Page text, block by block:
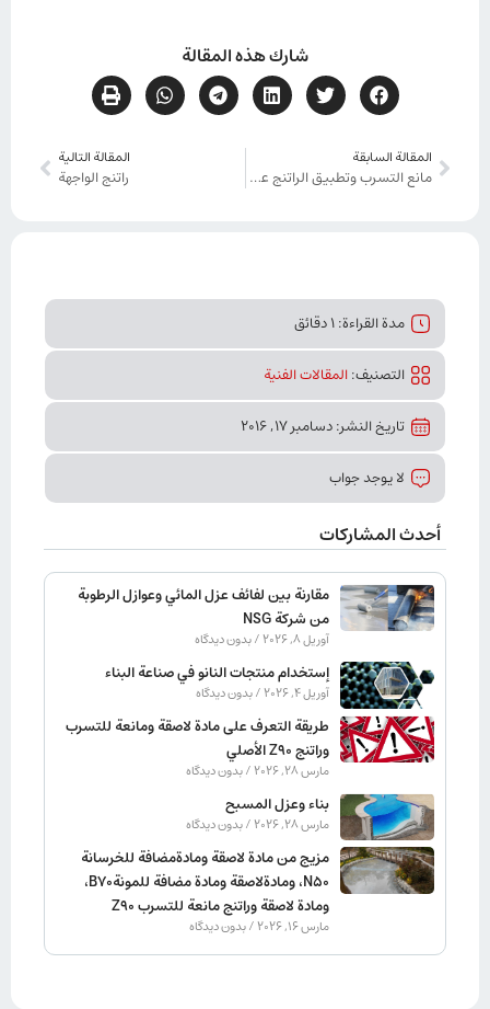
شارك هذه المقالة
المقالة السابقة
مانع التسرب وتطبيق الراتنج على الخشب الخام
المقالة التالية
راتنج الواجهة
مدة القراءة: 1 دقائق
التصنیف:المقالات الفنیة
تاريخ النشر: دسامبر 17, 2016
لا يوجد جواب
أحدث المشاركات
مقارنة بين لفائف عزل المائي وعوازل الرطوبة
من شركة NSG
آوریل 8, 2026 بدون دیدگاه
إستخدام منتجات النانو في صناعة البناء
آوریل 4, 2026 بدون دیدگاه
طريقة التعرف على مادة لاصقة ومانعة للتسرب
وراتنج Z90 الأصلي
مارس 28, 2026 بدون دیدگاه
بناء وعزل المسبح
مارس 28, 2026 بدون دیدگاه
مزيج من مادة لاصقة ومادةمضافة للخرسانة
N50، ومادةلاصقة ومادة مضافة للمونةB70،
ومادة لاصقة وراتنج مانعة للتسرب Z90
مارس 16, 2026 بدون دیدگاه